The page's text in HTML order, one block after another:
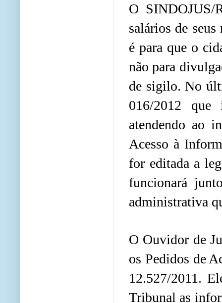
O
salários de
é para que o
não para
de sigilo. No
016/2012
atendendo ao
Acesso à
for editada a
funcionará
administrativa
O Ouvidor de
os Pedidos de
12.527/2011.
Tribunal as